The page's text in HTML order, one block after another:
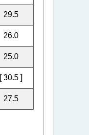
29.5
26.0
25.0
[ 30.5 ]
27.5